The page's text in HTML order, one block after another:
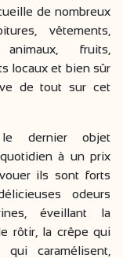
de nombreux
vêtements,
animaux, fruits,
locaux et bien sûr
de tout sur cet
dernier objet
à un prix
ils sont forts
odeurs
éveillant la
rôtir, la crêpe qui
caramélisent,